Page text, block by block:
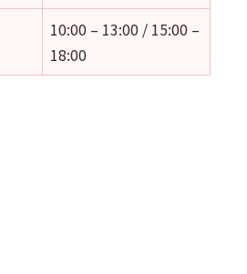
10:00 – 13:00 / 15:00 –
18:00